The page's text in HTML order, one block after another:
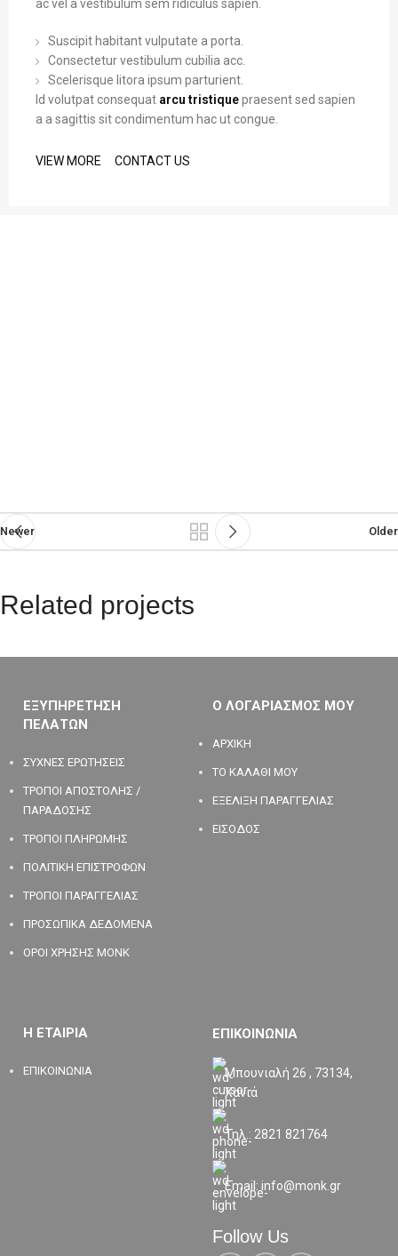
ac vel a vestibulum sem ridiculus sapien.
Suscipit habitant vulputate a porta.
Consectetur vestibulum cubilia acc.
Scelerisque litora ipsum parturient.
Id volutpat consequat arcu tristiquepraesent sed sapien
a a sagittis sit condimentum hac ut congue.
VIEW MORE CONTACT US
Newer Older
Related projects
Decor
Rhoncus quisque sollicitudin
ΕΞΥΠΗΡΕΤΗΣΗ
ΠΕΛΑΤΩΝ
ΣΥΧΝΕΣ ΕΡΩΤΗΣΕΙΣ
ΤΡΟΠΟΙ ΑΠΟΣΤΟΛΗΣ /
ΠΑΡΑΔΟΣΗΣ
ΤΡΟΠΟΙ ΠΛΗΡΩΜΗΣ
ΠΟΛΙΤΙΚΗ ΕΠΙΣΤΡΟΦΩΝ
ΤΡΟΠΟΙ ΠΑΡΑΓΓΕΛΙΑΣ
ΠΡΟΣΩΠΙΚΑ ΔΕΔΟΜΕΝΑ
ΟΡΟΙ ΧΡΗΣΗΣ MONK
Ο ΛΟΓΑΡΙΑΣΜΟΣ ΜΟΥ
ΑΡΧΙΚΗ
ΤΟ ΚΑΛΑΘΙ ΜΟΥ
ΕΞΕΛΙΞΗ ΠΑΡΑΓΓΕΛΙΑΣ
ΕΙΣΟΔΟΣ
Η ΕΤΑΙΡΙΑ
ΕΠΙΚΟΙΝΩΝΙΑ
ΕΠΙΚΟΙΝΩΝΙΑ
Μπουνιαλή 26 , 73134,
Χανιά
Τηλ.: 2821 821764
Email: info@monk.gr
Follow Us